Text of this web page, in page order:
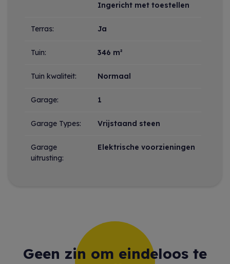
Ingericht met toestellen
Terras: Ja
Tuin: 346 m²
Tuin kwaliteit: Normaal
Garage: 1
Garage Types: Vrijstaand steen
Garage
uitrusting:
Elektrische voorzieningen
Geen zin om eindeloos te